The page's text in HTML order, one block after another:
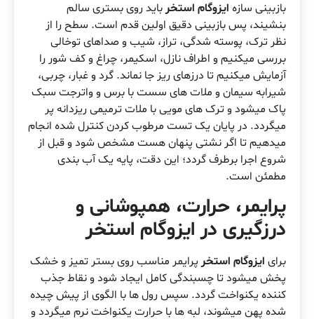
بازبینی سازه ایزوگام استخر باید روی بستری سالم
بنشیند، پس بازبینی دقیق اولین قدم است. سطح را از
نظر ترک، پوسته شدگی، تراز، شیب و صداهای توخالی
بررسی میکنیم و اطراف نازل، اسکیمر، چراغ و کف شور را
آزمایش میکنیم تا درزهای ریز جا نماند. گرد و غبار، چربی،
شیرابه سیمان و ملات های سست با برس و واترجت سبک
پاک میشود و ترک های مویی با ملات ترمیمی ریزدانه پر
میگردد. در پایان یک تست مرطوب کردن کنترل شده انجام
میدهیم تا اگر نشتی پنهان هست مشخص شود و قبل از
شروع اجرا برطرف گردد؛ این دقت، پایه یک آب بندی
مطمئن است.
پرایمر، حرارت، همپوشانی و
درزگیری در ایزوگام استخر
برای ایزوگام استخر پرایمر مناسب روی بستر تمیز و خشک
پخش میشود تا چسبندگی کامل ایجاد شود و نقاط جذب
کننده یکنواخت گردد. سپس رول ها با الگوی از پیش چیده
شده پهن میشوند، لبه ها با حرارت یکنواخت نرم میگردد و